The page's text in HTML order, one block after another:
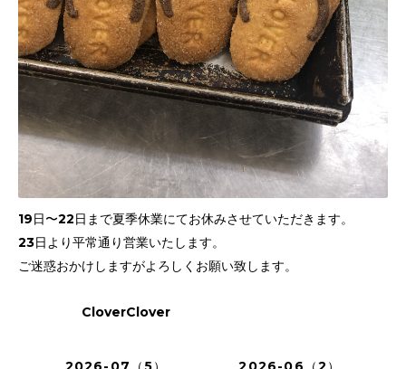
19日〜22日まで夏季休業にてお休みさせていただきます。
23日より平常通り営業いたします。
ご迷惑おかけしますがよろしくお願い致します。
CloverClover